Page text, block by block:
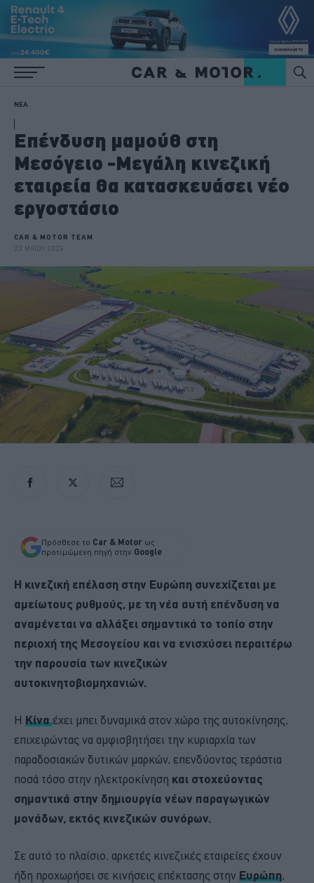
ΝΕΑ
Επένδυση μαμούθ στη
Μεσόγειο -Μεγάλη κινεζική
εταιρεία θα κατασκευάσει νέο
εργοστάσιο
CAR & MOTOR TEAM
23 ΜΑΪΟΥ 2026
Πρόσθεσε το Car & Motor ως
προτιμώμενη πηγή στην Google
Η κινεζική επέλαση στην Ευρώπη συνεχίζεται με
αμείωτους ρυθμούς, με τη νέα αυτή επένδυση να
αναμένεται να αλλάξει σημαντικά το τοπίο στην
περιοχή της Μεσογείου και να ενισχύσει περαιτέρω
την παρουσία των κινεζικών
αυτοκινητοβιομηχανιών.
Η Κίναέχει μπει δυναμικά στον χώρο της αυτοκίνησης,
επιχειρώντας να αμφισβητήσει την κυριαρχία των
παραδοσιακών δυτικών μαρκών, επενδύοντας τεράστια
ποσά τόσο στην ηλεκτροκίνηση και στοχεύοντας
σημαντικά στην δημιουργία νέων παραγωγικών
μονάδων, εκτός κινεζικών συνόρων.
Σε αυτό το πλαίσιο, αρκετές κινεζικές εταιρείες έχουν
ήδη προχωρήσει σε κινήσεις επέκτασης στην Ευρώπη,